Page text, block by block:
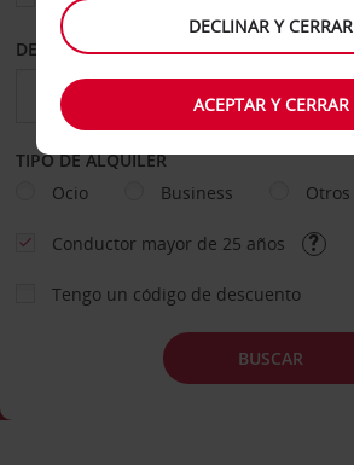
DESDE HASTA
TIPO DE ALQUILER
Ocio
Business Otros
Conductor mayor de 25 años
Tengo un código de descuento
BUSCAR
DECLINAR Y CERRAR
ACEPTAR Y CERRAR